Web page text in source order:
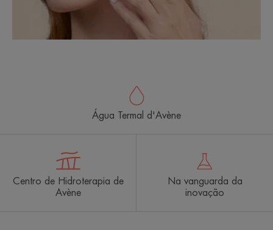
Água Termal d'Avène
Centro de Hidroterapia de
Avène
Na vanguarda da
inovação